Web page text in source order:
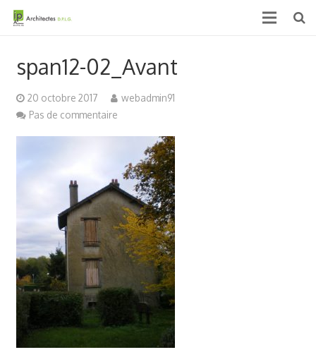
Qui sommes nous ?
Projets
span12-02_Avant
20 octobre 2017
webadmin91
Pas de commentaire